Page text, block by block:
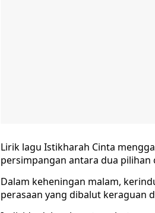
Lirik lagu Istikharah Cinta
persimpangan antara dua pilihan
Dalam keheningan malam,
perasaan yang dibalut keraguan